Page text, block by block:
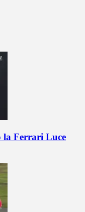
la Ferrari Luce